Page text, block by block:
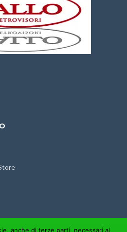
anche di terze parti, necessari al